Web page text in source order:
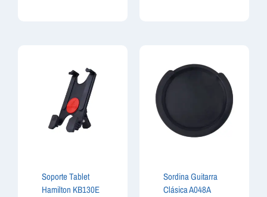
Soporte Tablet
Hamilton KB130E
Sordina Guitarra
Clásica A048A